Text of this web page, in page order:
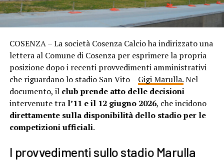
COSENZA – La società Cosenza Calcio ha indirizzato una
lettera al Comune di Cosenza per esprimere la propria
posizione dopo i recenti provvedimenti amministrativi
che riguardano lo stadio San Vito – Gigi Marulla.Nel
documento, il club prende atto delle decisioni
intervenute tral’11 e il 12 giugno 2026, che incidono
direttamente sulla disponibilità dello stadio per le
competizioni ufficiali.
I provvedimenti sullo stadio Marulla